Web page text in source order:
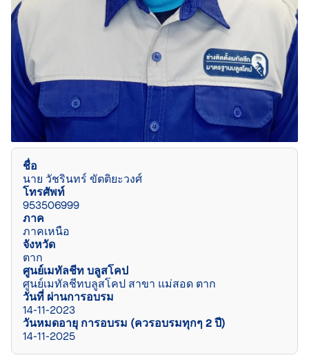
ชื่อ
นาย วัชรินทร์ ขัตติยะวงศ์
โทรศัพท์
953506999
ภาค
ภาคเหนือ
จังหวัด
ตาก
ศูนย์เมทัลชีท บลูสโคป
ศูนย์เมทัลชีทบลูสโคป สาขา แม่สอด ตาก
วันที่ ผ่านการอบรม
14-11-2023
วันหมดอายุ การอบรม (ควรอบรมทุกๆ 2 ปี)
14-11-2025